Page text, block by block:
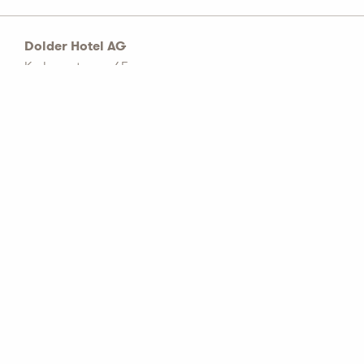
Dolder Hotel AG
Kurhausstrasse 65